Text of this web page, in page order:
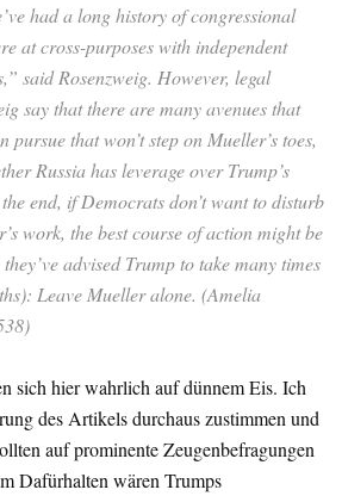
had a long history of congressional
at cross-purposes with independent
said Rosenzweig. However, legal
say that there are many avenues that
pursue that won’t step on Mueller’s toes,
Russia has leverage over Trump’s
end, if Democrats don’t want to disturb
work, the best course of action might be
advised Trump to take many times
Leave Mueller alone. (Amelia
sich hier wahrlich auf dünnem Eis. Ich
des Artikels durchaus zustimmen und
auf prominente Zeugenbefragungen
Dafürhalten wären Trumps